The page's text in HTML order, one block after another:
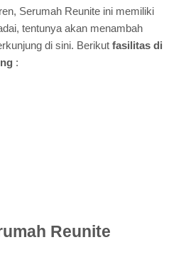
Serumah Reunite ini memiliki
tentunya akan menambah
di sini. Berikut fasilitas di
:
Reunite